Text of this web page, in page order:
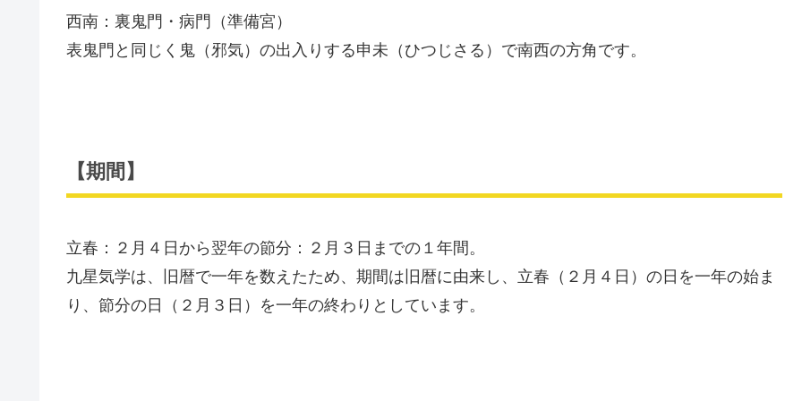
西南：裏鬼門・病門（準備宮）
表鬼門と同じく鬼（邪気）の出入りする申未（ひつじさる）で南西の方角です。
【期間】
立春：２月４日から翌年の節分：２月３日までの１年間。
九星気学は、旧暦で一年を数えたため、期間は旧暦に由来し、立春（２月４日）の日を一年の始ま
り、節分の日（２月３日）を一年の終わりとしています。